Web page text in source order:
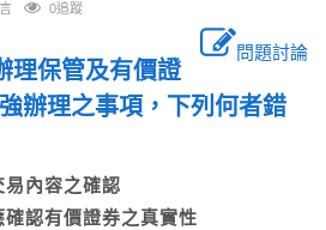
0追蹤
問題討論
理保管及有價證
辦理之事項，下列何者錯
內容之確認
認有價證券之真實性